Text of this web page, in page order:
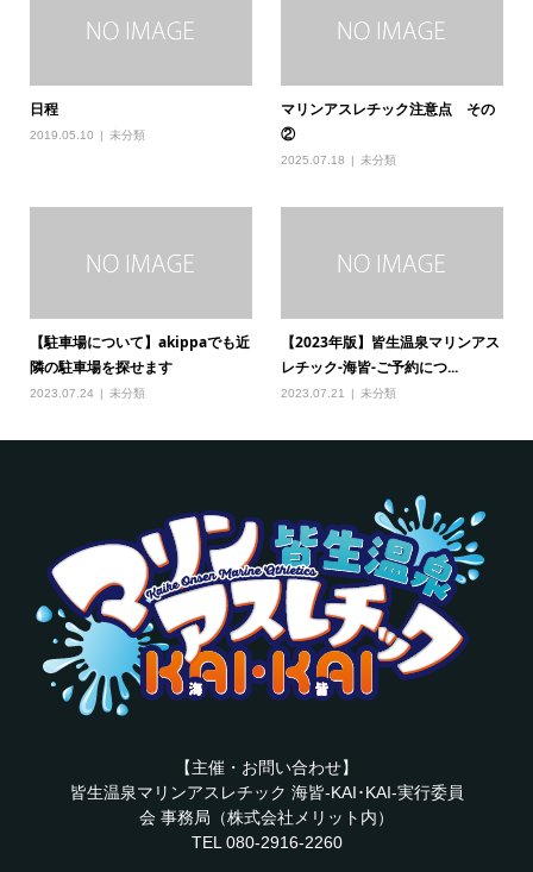
日程
2019.05.10 未分類
マリンアスレチック注意点 その
②
2025.07.18 未分類
【駐車場について】akippaでも近
隣の駐車場を探せます
2023.07.24 未分類
【2023年版】皆生温泉マリンアス
レチック-海皆-ご予約につ...
2023.07.21 未分類
【主催・お問い合わせ】
皆生温泉マリンアスレチック 海皆-KAI･KAI-実行委員
会 事務局（株式会社メリット内）
TEL 080-2916-2260